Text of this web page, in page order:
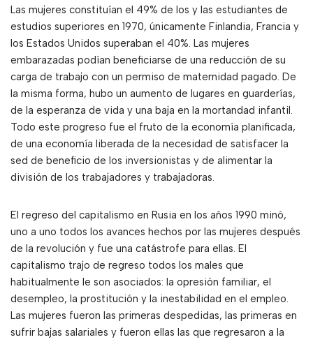
Las mujeres constituían el 49% de los y las estudiantes de
estudios superiores en 1970, únicamente Finlandia, Francia y
los Estados Unidos superaban el 40%. Las mujeres
embarazadas podían beneficiarse de una reducción de su
carga de trabajo con un permiso de maternidad pagado. De
la misma forma, hubo un aumento de lugares en guarderías,
de la esperanza de vida y una baja en la mortandad infantil.
Todo este progreso fue el fruto de la economía planificada,
de una economía liberada de la necesidad de satisfacer la
sed de beneficio de los inversionistas y de alimentar la
división de los trabajadores y trabajadoras.
El regreso del capitalismo en Rusia en los años 1990 minó,
uno a uno todos los avances hechos por las mujeres después
de la revolución y fue una catástrofe para ellas. El
capitalismo trajo de regreso todos los males que
habitualmente le son asociados: la opresión familiar, el
desempleo, la prostitución y la inestabilidad en el empleo.
Las mujeres fueron las primeras despedidas, las primeras en
sufrir bajas salariales y fueron ellas las que regresaron a la